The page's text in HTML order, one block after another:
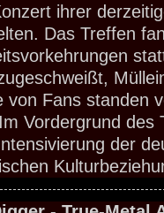
ihrer
Das Treffen
von Fans standen
Vordergrund des
der